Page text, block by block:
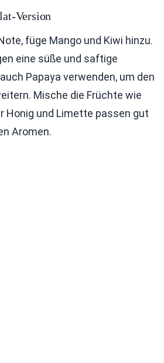
Version
füge Mango und Kiwi hinzu.
eine süße und saftige
Papaya verwenden, um den
Mische die Früchte wie
Honig und Limette passen gut
Aromen.